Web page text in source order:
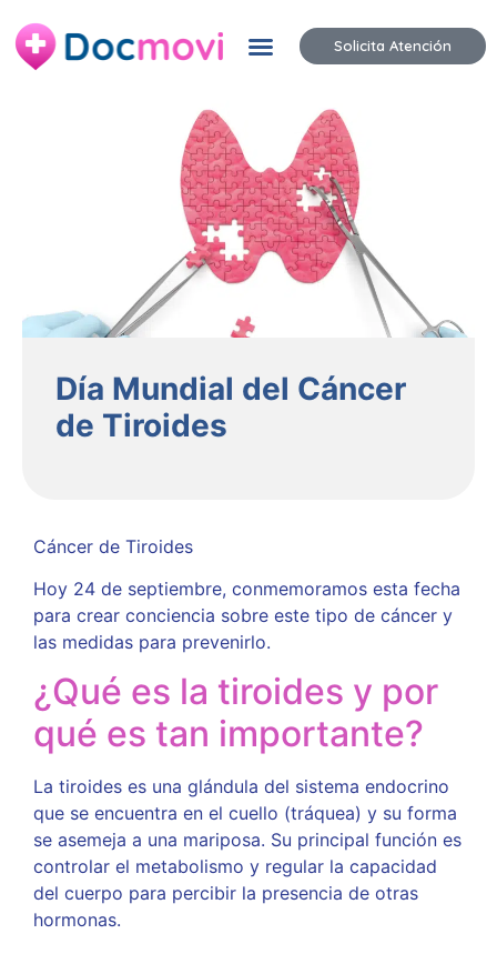
Solicita Atención
Día Mundial del Cáncer
de Tiroides
Cáncer de Tiroides
Hoy 24 de septiembre, conmemoramos esta fecha
para crear conciencia sobre este tipo de cáncer y
las medidas para prevenirlo.
¿Qué es la tiroides y por
qué es tan importante?
La tiroides es una glándula del sistema endocrino
que se encuentra en el cuello (tráquea) y su forma
se asemeja a una mariposa. Su principal función es
controlar el metabolismo y regular la capacidad
del cuerpo para percibir la presencia de otras
hormonas.